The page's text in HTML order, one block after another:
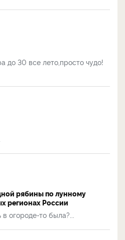
до 30 все лето,просто чудо!
рябины по лунному
регионах России
огороде-то была?...